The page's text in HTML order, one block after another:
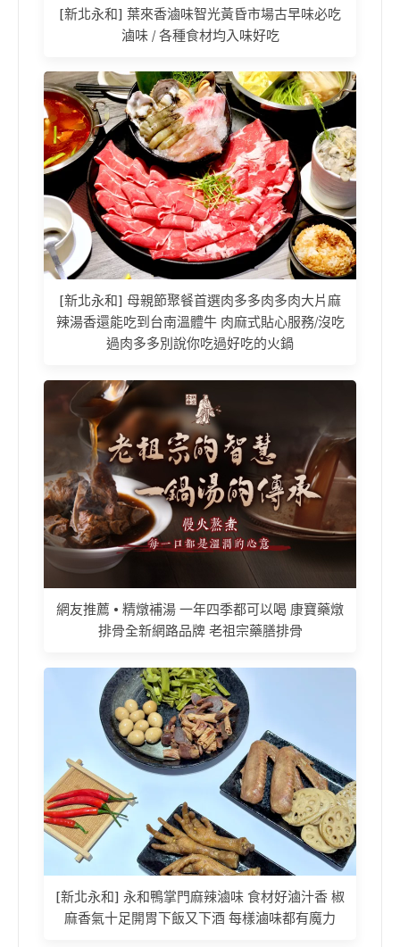
[新北永和] 葉來香滷味智光黃昏市場古早味必吃
滷味 / 各種食材均入味好吃
[新北永和] 母親節聚餐首選肉多多肉多肉大片麻
辣湯香還能吃到台南溫體牛 肉麻式貼心服務/沒吃
過肉多多別說你吃過好吃的火鍋
網友推薦 • 精燉補湯 一年四季都可以喝 康寶藥燉
排骨全新網路品牌 老祖宗藥膳排骨
[新北永和] 永和鴨掌門麻辣滷味 食材好滷汁香 椒
麻香氣十足開胃下飯又下酒 每樣滷味都有魔力